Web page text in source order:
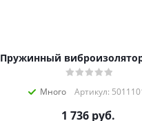
Пружинный
Много Артикул:
1 736 руб.